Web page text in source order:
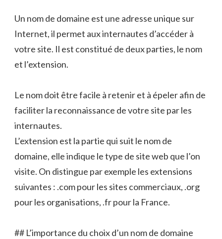
Un nom de domaine est une adresse unique sur
Internet, il permet aux internautes d’accéder à
votre site. Il est constitué de deux parties, le nom
et l’extension.
Le nom doit être facile à retenir et à épeler afin de
faciliter la reconnaissance de votre site par les
internautes.
L’extension est la partie qui suit le nom de
domaine, elle indique le type de site web que l’on
visite. On distingue par exemple les extensions
suivantes : .com pour les sites commerciaux, .org
pour les organisations, .fr pour la France.
## L’importance du choix d’un nom de domaine